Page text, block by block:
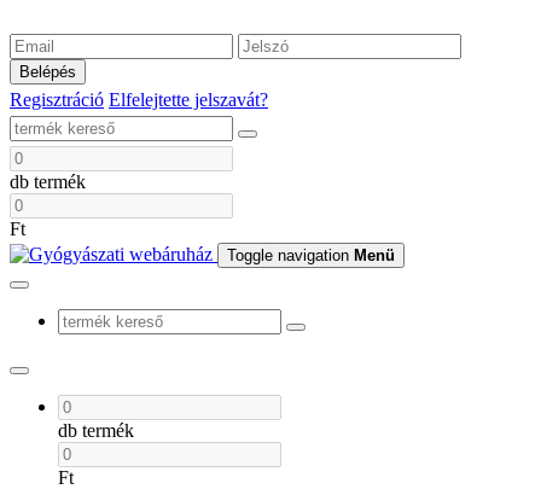
Belépés
Regisztráció Elfelejtette jelszavát?
db termék
Ft
Toggle navigation Menü
db termék
Ft